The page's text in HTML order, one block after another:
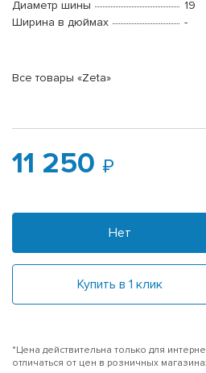
Диаметр шины
19
Ширина в дюймах
-
Все товары «Zeta»
11 250
Нет
Купить в 1 клик
*Цена действительна только для
отличаться от цен в розничных